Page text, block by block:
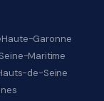
Haute-Garonne
Seine-Maritime
de-Seine